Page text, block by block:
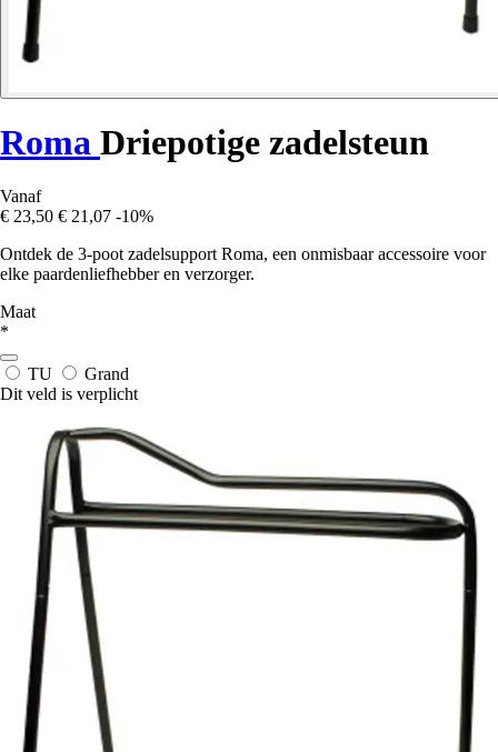
Roma Driepotige zadelsteun
Vanaf
€ 23,50 € 21,07 -10%
Ontdek de 3-poot zadelsupport Roma, een onmisbaar accessoire voor
elke paardenliefhebber en verzorger.
Maat
*
TU
Grand
Dit veld is verplicht